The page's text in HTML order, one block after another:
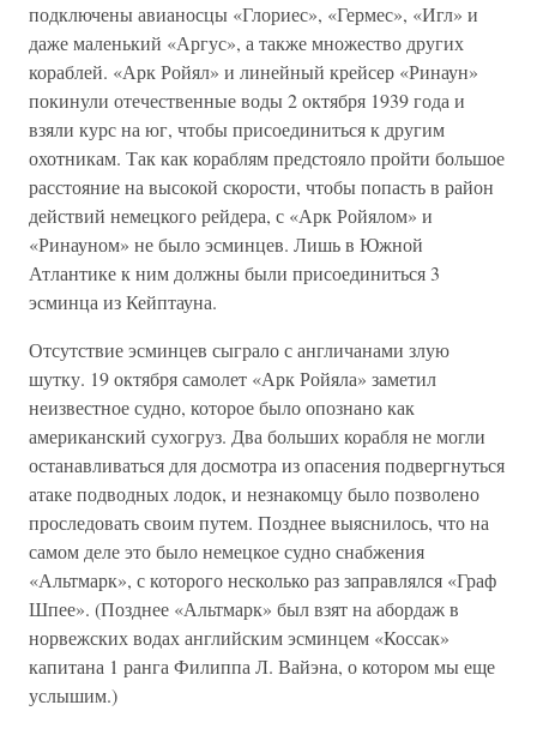
подключены авианосцы «Глориес», «Гермес», «Игл» и
даже маленький «Аргус», а также множество других
кораблей. «Арк Ройял» и линейный крейсер «Ринаун»
покинули отечественные воды 2 октября 1939 года и
взяли курс на юг, чтобы присоединиться к другим
охотникам. Так как кораблям предстояло пройти большое
расстояние на высокой скорости, чтобы попасть в район
действий немецкого рейдера, с «Арк Ройялом» и
«Ринауном» не было эсминцев. Лишь в Южной
Атлантике к ним должны были присоединиться 3
эсминца из Кейптауна.
Отсутствие эсминцев сыграло с англичанами злую
шутку. 19 октября самолет «Арк Ройяла» заметил
неизвестное судно, которое было опознано как
американский сухогруз. Два больших корабля не могли
останавливаться для досмотра из опасения подвергнуться
атаке подводных лодок, и незнакомцу было позволено
проследовать своим путем. Позднее выяснилось, что на
самом деле это было немецкое судно снабжения
«Альтмарк», с которого несколько раз заправлялся «Граф
Шпее». (Позднее «Альтмарк» был взят на абордаж в
норвежских водах английским эсминцем «Коссак»
капитана 1 ранга Филиппа Л. Вайэна, о котором мы еще
услышим.)